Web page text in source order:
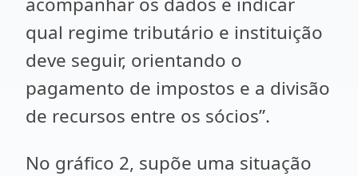
qual regime tributário e instituição
deve seguir, orientando o
pagamento de impostos e a divisão
de recursos entre os sócios”.
No gráfico 2, supõe uma situação